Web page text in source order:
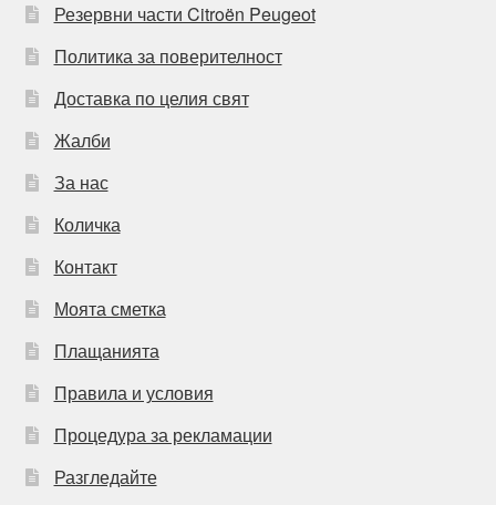
Резервни части Citroën Peugeot
Политика за поверителност
Доставка по целия свят
Жалби
За нас
Количка
Контакт
Моята сметка
Плащанията
Правила и условия
Процедура за рекламации
Разгледайте